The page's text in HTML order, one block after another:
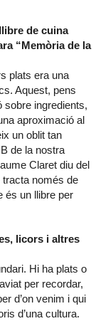
de cuina
“Memòria de la
plats era una
Aquest, pens
sobre ingredients,
aproximació al
un oblit tan
de la nostra
Claret diu del
tracta només de
és un llibre per
licors i altres
Hi ha plats o
per recordar,
d’on venim i qui
d’una cultura.